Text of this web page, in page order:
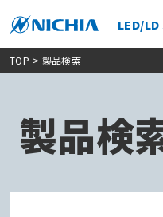
LED/
TOP > 製品検索
製品検